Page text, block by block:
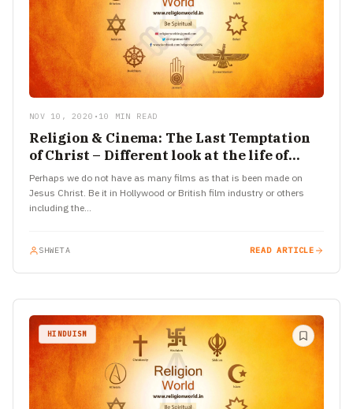
NOV 10, 2020 • 10 MIN READ
Religion & Cinema: The Last Temptation
of Christ – Different look at the life of
Jesus
Perhaps we do not have as many films as that is been made on
Jesus Christ. Be it in Hollywood or British film industry or others
including the…
SHWETA READ ARTICLE
HINDUISM